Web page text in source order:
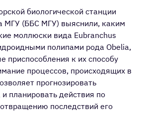
биологической станции
МГУ (ББС МГУ) выяснили, каким
моллюски вида Eubranchus
полипами рода Obelia,
приспособления к их способу
процессов, происходящих в
прогнозировать
планировать действия по
последствий его